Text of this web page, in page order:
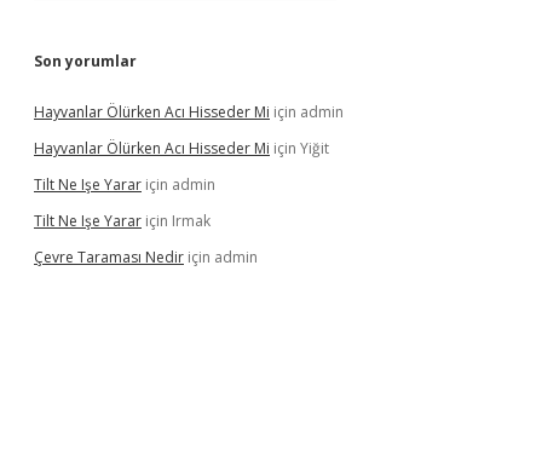
Son yorumlar
Hayvanlar Ölürken Acı Hisseder Mi için admin
Hayvanlar Ölürken Acı Hisseder Mi için Yiğit
Tilt Ne Işe Yarar için admin
Tilt Ne Işe Yarar için Irmak
Çevre Taraması Nedir için admin